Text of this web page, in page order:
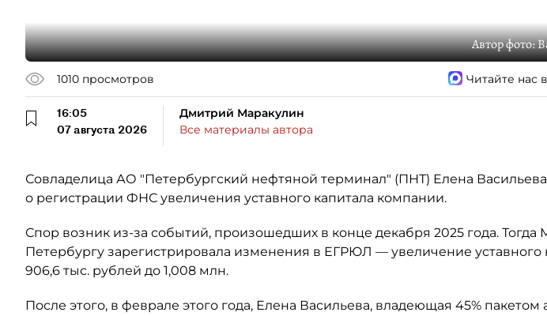
Автор фото:
1010 просмотров Читайте нас
16:05
07 августа 2026
Дмитрий Маракулин
Все материалы автора
Совладелица АО "Петербургский нефтяной терминал" (ПНТ) Елена
о регистрации ФНС увеличения уставного капитала компании.
Спор возник из-за событий, произошедших в конце декабря 2025 года.
Петербургу зарегистрировала изменения в ЕГРЮЛ — увеличение уставного
906,6 тыс. рублей до 1,008 млн.
После этого, в феврале этого года, Елена Васильева, владеющая 45%